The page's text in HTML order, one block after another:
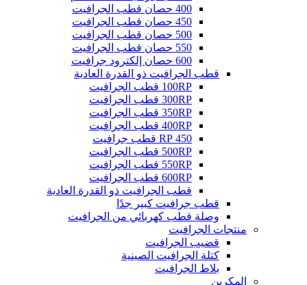
400 حصان قطب الجرافيت
450 حصان قطب الجرافيت
500 حصان قطب الجرافيت
550 حصان قطب الجرافيت
600 حصان إلكترود جرافيت
قطب الجرافيت ذو القدرة العادية
100RP قطب الجرافيت
300RP قطب الجرافيت
350RP قطب الجرافيت
400RP قطب الجرافيت
450 RP قطب جرافيت
500RP قطب الجرافيت
550RP قطب الجرافيت
600RP قطب الجرافيت
قطب الجرافيت ذو القدرة العادية
قطب جرافيت كبير جدًا
وصلة قطب كهربائي من الجرافيت
منتجات الجرافيت
قضيب الجرافيت
كتلة الجرافيت الصينية
بلاط الجرافيت
المكربن